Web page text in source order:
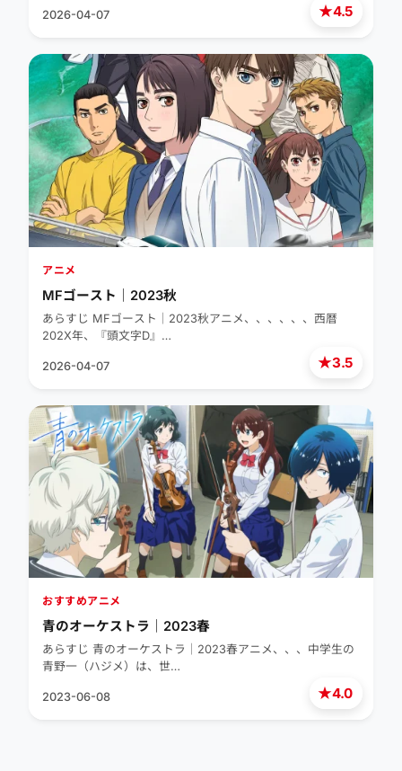
★4.5
2026-04-07
★3.5
アニメ
MFゴースト｜2023秋
あらすじ MFゴースト｜2023秋アニメ、、、、、、西暦
202X年、『頭文字D』…
2026-04-07
★4.0
おすすめアニメ
青のオーケストラ｜2023春
あらすじ 青のオーケストラ｜2023春アニメ、、、中学生の
青野一（ハジメ）は、世…
2023-06-08